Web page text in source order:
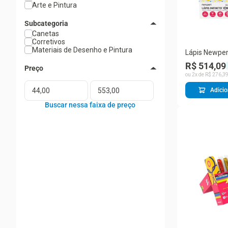
Arte e Pintura
Subcategoria
Canetas
Corretivos
Materiais de Desenho e Pintura
Lápis
da Mônica 4
com 24
R$ 514,09
ou 2x de R$ 27639